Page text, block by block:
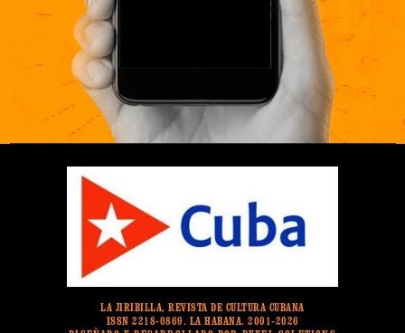
LA JIRIBILLA, REVISTA DE CULTURA CUBANA
ISSN 2218-0869. LA HABANA. 2001-2026